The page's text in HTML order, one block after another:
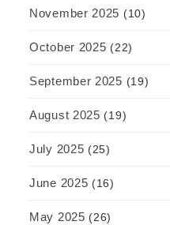
November 2025 (10)
October 2025 (22)
September 2025 (19)
August 2025 (19)
July 2025 (25)
June 2025 (16)
May 2025 (26)